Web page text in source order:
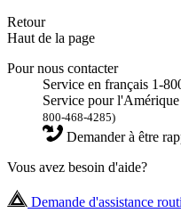
Retour
Haut de la page
Pour nous contacter
Service en français 1-
Service pour
800-468-4285)
Demander à être
Vous avez besoin d'aide?
Demande d'assistance